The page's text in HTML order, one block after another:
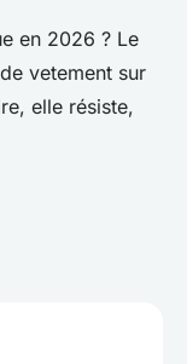
en 2026 ? Le
vetement sur
elle résiste,